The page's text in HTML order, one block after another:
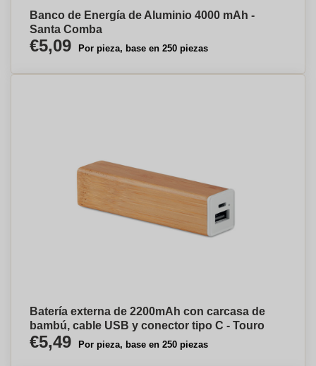
Banco de Energía de Aluminio 4000 mAh -
Santa Comba
€5,09 Por pieza, base en 250 piezas
Batería externa de 2200mAh con carcasa de
bambú, cable USB y conector tipo C - Touro
€5,49 Por pieza, base en 250 piezas